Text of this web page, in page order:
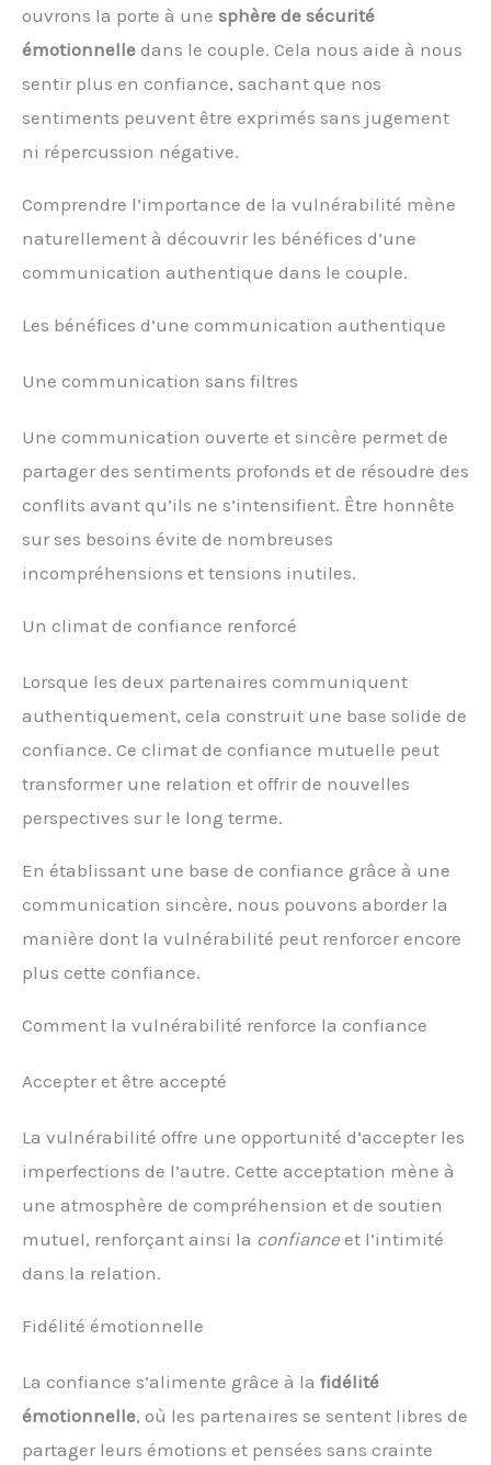
ouvrons la porte à une sphère de sécurité
émotionnelle dans le couple. Cela nous aide à nous
sentir plus en confiance, sachant que nos
sentiments peuvent être exprimés sans jugement
ni répercussion négative.
Comprendre l’importance de la vulnérabilité mène
naturellement à découvrir les bénéfices d’une
communication authentique dans le couple.
Les bénéfices d’une communication authentique
Une communication sans filtres
Une communication ouverte et sincère permet de
partager des sentiments profonds et de résoudre des
conflits avant qu’ils ne s’intensifient. Être honnête
sur ses besoins évite de nombreuses
incompréhensions et tensions inutiles.
Un climat de confiance renforcé
Lorsque les deux partenaires communiquent
authentiquement, cela construit une base solide de
confiance. Ce climat de confiance mutuelle peut
transformer une relation et offrir de nouvelles
perspectives sur le long terme.
En établissant une base de confiance grâce à une
communication sincère, nous pouvons aborder la
manière dont la vulnérabilité peut renforcer encore
plus cette confiance.
Comment la vulnérabilité renforce la confiance
Accepter et être accepté
La vulnérabilité offre une opportunité d’accepter les
imperfections de l’autre. Cette acceptation mène à
une atmosphère de compréhension et de soutien
mutuel, renforçant ainsi la confiance et l’intimité
dans la relation.
Fidélité émotionnelle
La confiance s’alimente grâce à la fidélité
émotionnelle, où les partenaires se sentent libres de
partager leurs émotions et pensées sans crainte